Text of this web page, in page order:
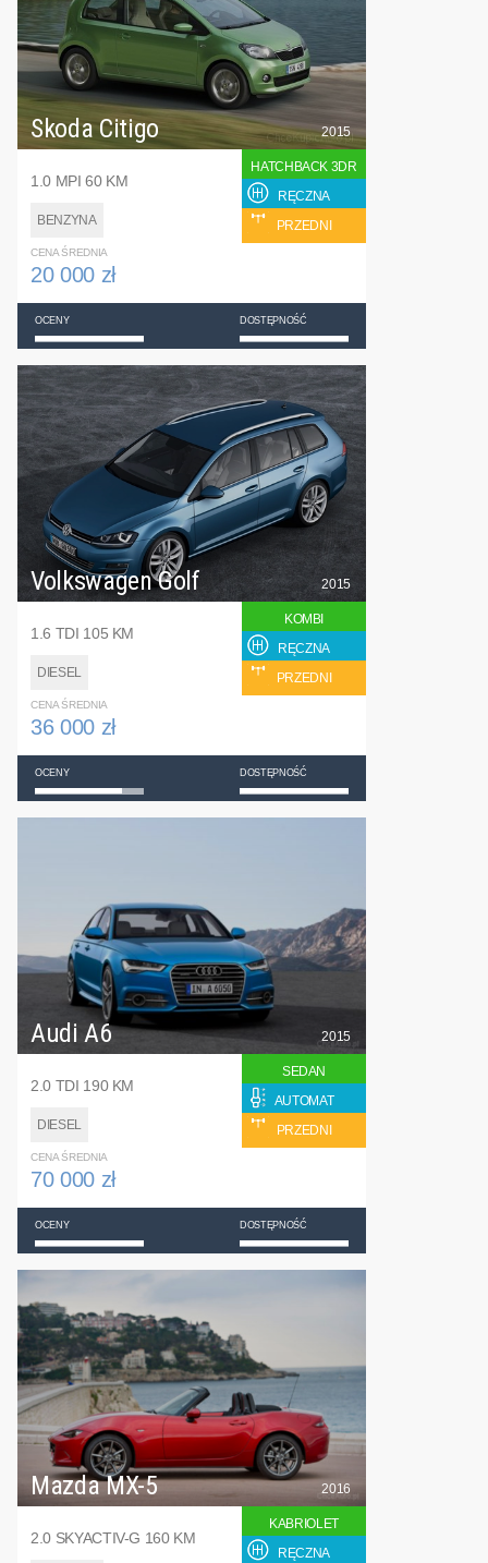
Skoda Citigo
1.0 MPI 60 KM
BENZYNA
2015
HATCHBACK 3DR
RĘCZNA
PRZEDNI
CENA ŚREDNIA
20 000 zł
OCENY DOSTĘPNOŚĆ
Volkswagen Golf
1.6 TDI 105 KM
DIESEL
2015
KOMBI
RĘCZNA
PRZEDNI
CENA ŚREDNIA
36 000 zł
OCENY DOSTĘPNOŚĆ
Audi A6
2.0 TDI 190 KM
DIESEL
2015
SEDAN
AUTOMAT
PRZEDNI
CENA ŚREDNIA
70 000 zł
OCENY DOSTĘPNOŚĆ
Mazda MX-5
2.0 SKYACTIV-G 160 KM
2016
KABRIOLET
RĘCZNA